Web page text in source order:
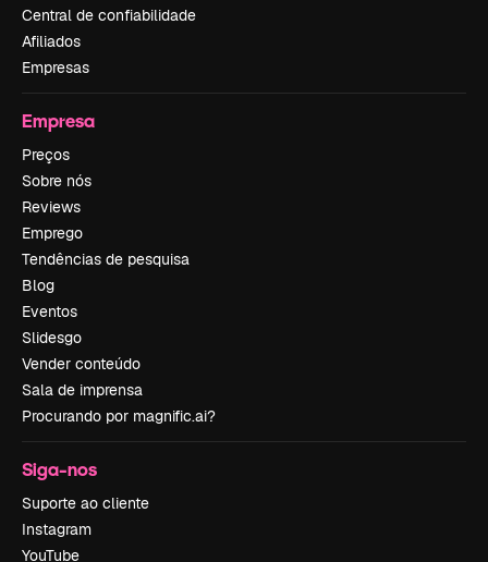
Central de confiabilidade
Afiliados
Empresas
Empresa
Preços
Sobre nós
Reviews
Emprego
Tendências de pesquisa
Blog
Eventos
Slidesgo
Vender conteúdo
Sala de imprensa
Procurando por magnific.ai?
Siga-nos
Suporte ao cliente
Instagram
YouTube